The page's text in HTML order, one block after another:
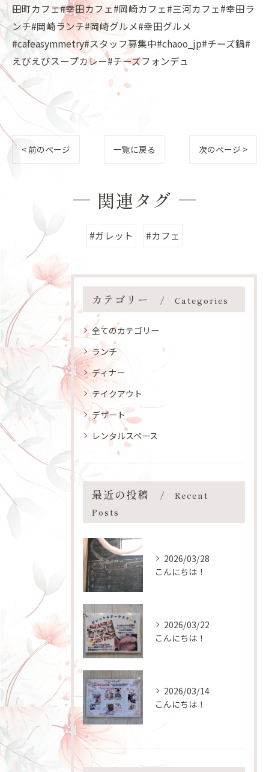
田町カフェ#幸田カフェ#岡崎カフェ#三河カフェ#幸田ラ
ンチ#岡崎ランチ#岡崎グルメ#幸田グルメ
#cafeasymmetry#スタッフ募集中#chaoo_jp#チーズ鍋#
えびえびスープカレー#チーズフォンデュ
< 前のページ 一覧に戻る 次のページ >
関連タグ
#ガレット #カフェ
カテゴリー Categories
全てのカテゴリー
ランチ
ディナー
テイクアウト
デザート
レンタルスペース
最近の投稿
Recent
Posts
2026/03/28
こんにちは！
2026/03/22
こんにちは！
2026/03/14
こんにちは！